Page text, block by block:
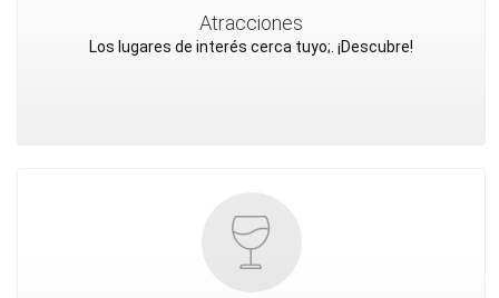
Atracciones
Los lugares de interés cerca tuyo;. ¡Descubre!